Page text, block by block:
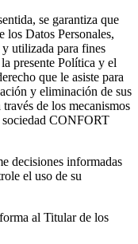
se garantiza que
los Datos Personales,
utilizada para fines
presente Política y el
que le asiste para
y eliminación de sus
de los mecanismos
sociedad CONFORT
decisiones informadas
el uso de su
al Titular de los